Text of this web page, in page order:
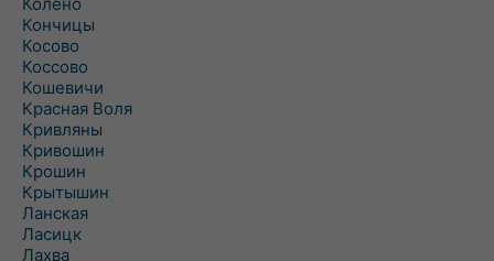
Кончицы
Косово
Коссово
Кошевичи
Красная Воля
Кривляны
Кривошин
Крошин
Крытышин
Ланская
Ласицк
Лахва